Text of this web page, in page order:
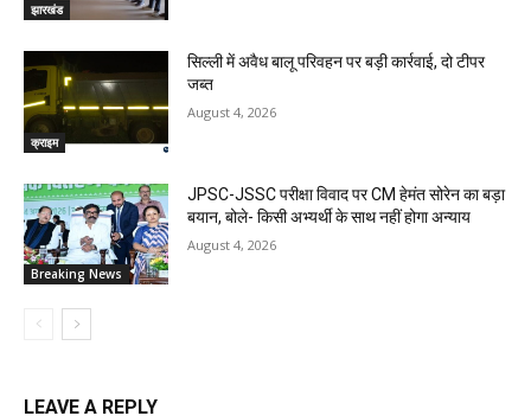
झारखंड
क्राइम
सिल्ली में अवैध बालू परिवहन पर बड़ी कार्रवाई, दो टीपर
जब्त
August 4, 2026
Breaking News
JPSC-JSSC परीक्षा विवाद पर CM हेमंत सोरेन का बड़ा
बयान, बोले- किसी अभ्यर्थी के साथ नहीं होगा अन्याय
August 4, 2026
LEAVE A REPLY